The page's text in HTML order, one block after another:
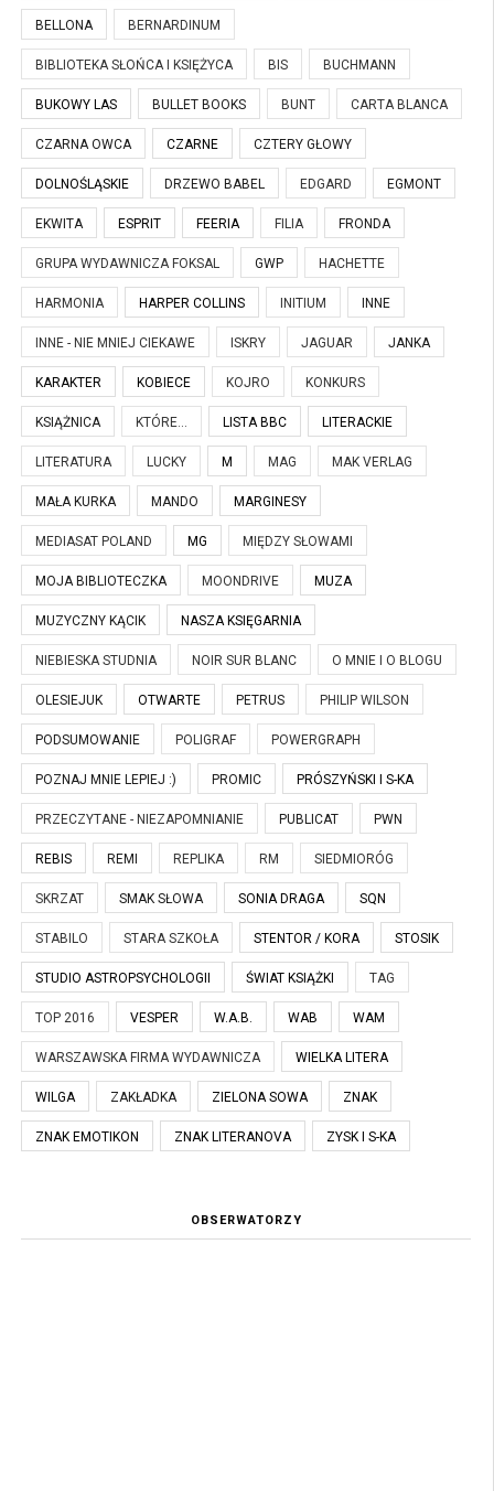
BELLONA BERNARDINUM
BIBLIOTEKA SŁOŃCA I KSIĘŻYCA BIS BUCHMANN
BUKOWY LAS BULLET BOOKS BUNT CARTA BLANCA
CZARNA OWCA CZARNE CZTERY GŁOWY
DOLNOŚLĄSKIE DRZEWO BABEL EDGARD EGMONT
EKWITA ESPRIT FEERIA FILIA FRONDA
GRUPA WYDAWNICZA FOKSAL GWP HACHETTE
HARMONIA HARPER COLLINS INITIUM INNE
INNE - NIE MNIEJ CIEKAWE ISKRY JAGUAR JANKA
KARAKTER KOBIECE KOJRO KONKURS
KSIĄŻNICA KTÓRE... LISTA BBC LITERACKIE
LITERATURA LUCKY M MAG MAK VERLAG
MAŁA KURKA MANDO MARGINESY
MEDIASAT POLAND MG MIĘDZY SŁOWAMI
MOJA BIBLIOTECZKA MOONDRIVE MUZA
MUZYCZNY KĄCIK NASZA KSIĘGARNIA
NIEBIESKA STUDNIA NOIR SUR BLANC O MNIE I O BLOGU
OLESIEJUK OTWARTE PETRUS PHILIP WILSON
PODSUMOWANIE POLIGRAF POWERGRAPH
POZNAJ MNIE LEPIEJ :) PROMIC PRÓSZYŃSKI I S-KA
PRZECZYTANE - NIEZAPOMNIANIE PUBLICAT PWN
REBIS REMI REPLIKA RM SIEDMIORÓG
SKRZAT SMAK SŁOWA SONIA DRAGA SQN
STABILO STARA SZKOŁA STENTOR / KORA STOSIK
STUDIO ASTROPSYCHOLOGII ŚWIAT KSIĄŻKI TAG
TOP 2016 VESPER W.A.B. WAB WAM
WARSZAWSKA FIRMA WYDAWNICZA WIELKA LITERA
WILGA ZAKŁADKA ZIELONA SOWA ZNAK
ZNAK EMOTIKON ZNAK LITERANOVA ZYSK I S-KA
OBSERWATORZY